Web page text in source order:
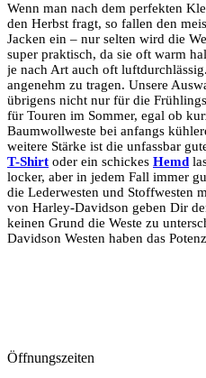
Wenn man nach dem perfekten
den Herbst fragt, so fallen den
Jacken ein – nur selten wird die
super praktisch, da sie oft warm
je nach Art auch oft
angenehm zu tragen. Unsere
übrigens nicht nur für die
für Touren im Sommer, egal ob
Baumwollweste bei anfangs
weitere Stärke ist die unfassbar
T-Shirt oder ein schickes Hemd
locker, aber in jedem Fall immer
die Lederwesten und Stoffwesten
von Harley-Davidson geben Dir
keinen Grund die Weste zu
Davidson Westen haben das
Öffnungszeiten